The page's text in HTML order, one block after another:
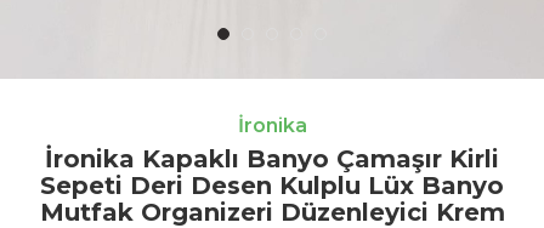
İronika
İronika Kapaklı Banyo Çamaşır Kirli
Sepeti Deri Desen Kulplu Lüx Banyo
Mutfak Organizeri Düzenleyici Krem